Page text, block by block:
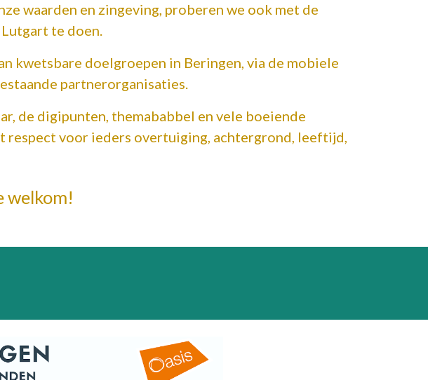
waarden en zingeving, proberen we ook met de
te doen.
kwetsbare doelgroepen in Beringen, via de mobiele
partnerorganisaties.
de digipunten, themababbel en vele boeiende
respect voor ieders overtuiging, achtergrond, leeftijd,
welkom!